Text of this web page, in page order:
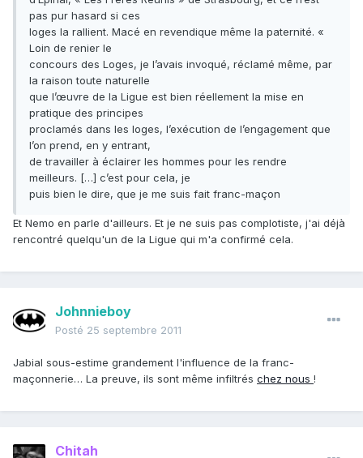
pas pur hasard si ces
loges la rallient. Macé en revendique même la paternité. «
Loin de renier le
concours des Loges, je l’avais invoqué, réclamé même, par
la raison toute naturelle
que l’œuvre de la Ligue est bien réellement la mise en
pratique des principes
proclamés dans les loges, l’exécution de l’engagement que
l’on prend, en y entrant,
de travailler à éclairer les hommes pour les rendre
meilleurs. […] c’est pour cela, je
puis bien le dire, que je me suis fait franc-maçon
Et Nemo en parle d'ailleurs. Et je ne suis pas complotiste, j'ai déjà
rencontré quelqu'un de la Ligue qui m'a confirmé cela.
Johnnieboy
Posté 25 septembre 2011
Jabial sous-estime grandement l'influence de la franc-
maçonnerie… La preuve, ils sont même infiltrés chez nous !
Chitah